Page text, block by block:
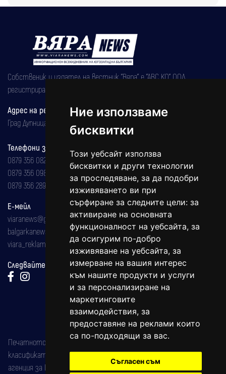
Ние използваме
бисквитки
Този уебсайт използва
бисквитки и други технологии
за проследяване, за да подобри
изживяването ви при
сърфиране за следните цели: за
активиране на основната
функционалност на уебсайта, за
да осигурим по-добро
изживяване на уебсайта, за
измерване на вашия интерес
към нашите продукти и услуги
и за персонализиране на
маркетинговите
взаимодействия, за
предоставяне на реклами които
са по-подходящи за вас.
Съгласен съм
Собственик и издател на вестник "Вяра" е "АВС КО" ООД,
регистрирана на 08.05.2002 година.
Адрес на редакцията
Град Дупница, ул.''Христо Ботев" 43
Телефони за реклама и абонаменти
0879 356 082
0879 356 098
0879 356 289
Е-мейл
viaranews@gmail.com
balgarkanews@gmail.com
viara_reklama@mail.bg
Следвайте ни:
Печатното издание на вестника е регистрирано в националния
класификатор на печатните издания (Българска национална
агенция за ISSN) под номер: ISSN 1312-4722.